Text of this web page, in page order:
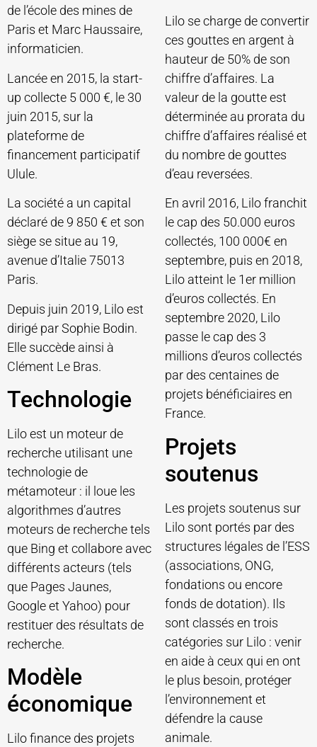
de l’école des mines de
Paris et Marc Haussaire,
informaticien.
Lancée en 2015, la start-
up collecte 5 000 €, le 30
juin 2015, sur la
plateforme de
financement participatif
Ulule.
La société a un capital
déclaré de 9 850 € et son
siège se situe au 19,
avenue d’Italie 75013
Paris.
Depuis juin 2019, Lilo est
dirigé par Sophie Bodin.
Elle succède ainsi à
Clément Le Bras.
Technologie
Lilo est un moteur de
recherche utilisant une
technologie de
métamoteur : il loue les
algorithmes d’autres
moteurs de recherche tels
que Bing et collabore avec
différents acteurs (tels
que Pages Jaunes,
Google et Yahoo) pour
restituer des résultats de
recherche.
Modèle
économique
Lilo finance des projets
Lilo se charge de convertir
ces gouttes en argent à
hauteur de 50% de son
chiffre d’affaires. La
valeur de la goutte est
déterminée au prorata du
chiffre d’affaires réalisé et
du nombre de gouttes
d’eau reversées.
En avril 2016, Lilo franchit
le cap des 50.000 euros
collectés, 100 000€ en
septembre, puis en 2018,
Lilo atteint le 1er million
d’euros collectés. En
septembre 2020, Lilo
passe le cap des 3
millions d’euros collectés
par des centaines de
projets bénéficiaires en
France.
Projets
soutenus
Les projets soutenus sur
Lilo sont portés par des
structures légales de l’ESS
(associations, ONG,
fondations ou encore
fonds de dotation). Ils
sont classés en trois
catégories sur Lilo : venir
en aide à ceux qui en ont
le plus besoin, protéger
l’environnement et
défendre la cause
animale.